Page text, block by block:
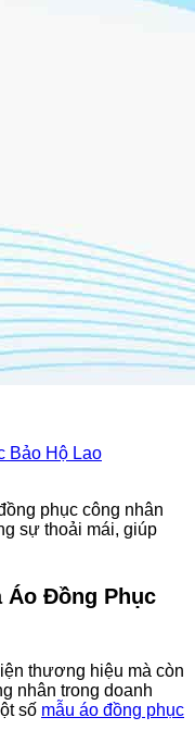
Bảo Hộ Lao
phục công nhân
sự thoải mái, giúp
Áo Đồng Phục
thương hiệu mà còn
nhân trong doanh
số mẫu áo đồng phục